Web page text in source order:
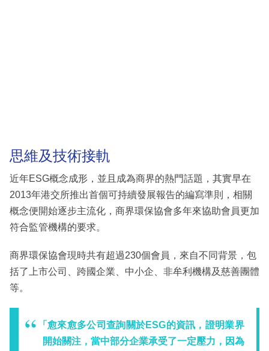
思維及技術接軌
近年ESG概念成形，並且成為商界的熱門話題，其實早在
2013年港交所推出首個可持續發展報告的編寫準則，相關
概念便開始逐步主流化，商界環保協會多年來協助會員更加
符合監管機構的要求。
商界環保協會現時共有超過230個會員，來自不同背景，包
括了上市公司、跨國企業、中小企、非牟利機構及慈善團體
等。
「愈來愈多公司查詢關於ESG的資訊，證明業界
開始關注，當中部分企業承受了一定壓力，因為